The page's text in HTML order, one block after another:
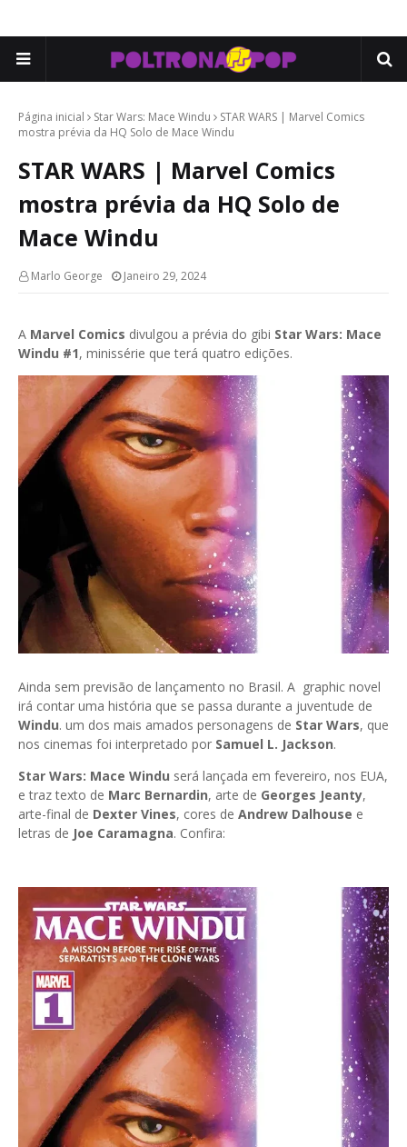
Página inicial Star Wars: Mace Windu
STAR WARS | Marvel Comics
mostra prévia da HQ Solo de Mace Windu
STAR WARS | Marvel Comics
mostra prévia da HQ Solo de
Mace Windu
Marlo George Janeiro 29, 2024
A Marvel Comics divulgou a prévia do gibi Star Wars: Mace
Windu #1, minissérie que terá quatro edições.
Ainda sem previsão de lançamento no Brasil. A graphic novel
irá contar uma história que se passa durante a juventude de
Windu. um dos mais amados personagens de Star Wars, que
nos cinemas foi interpretado por Samuel L. Jackson.
Star Wars: Mace Windu será lançada em fevereiro, nos EUA,
e traz texto de Marc Bernardin, arte de Georges Jeanty,
arte-final de Dexter Vines, cores de Andrew Dalhouse e
letras de Joe Caramagna. Confira: